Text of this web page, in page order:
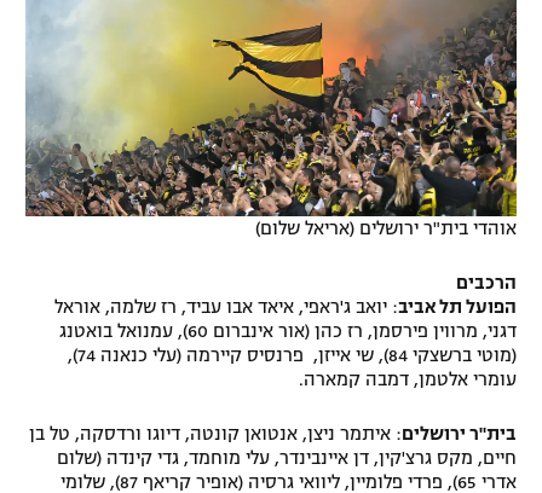
אוהדי בית"ר ירושלים (אריאל שלום)
הרכבים
הפועל תל אביב: יואב ג'ראפי, איאד אבו עביד, רז שלמה, אוראל
דגני, מרווין פירסמן, רז כהן (אור אינברום 60), עמנואל בואטנג
(מוטי ברשצקי 84), שי אייזן, פרנסיס קיירמה (עלי כנאנה 74),
עומרי אלטמן, דמבה קמארה.
בית"ר ירושלים: איתמר ניצן, אנטואן קונטה, דיוגו ורדסקה, טל בן
חיים, מקס גרצ'קין, דן איינבינדר, עלי מוחמד, גדי קינדה (שלום
אדרי 65), פרדי פלומיין, ליוואי גרסיה (אופיר קריאף 87), שלומי